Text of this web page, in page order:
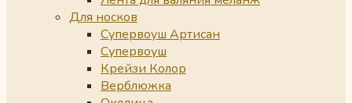
Для носков
Супервоуш Артисан
Супервоуш
Крейзи Колор
Верблюжка